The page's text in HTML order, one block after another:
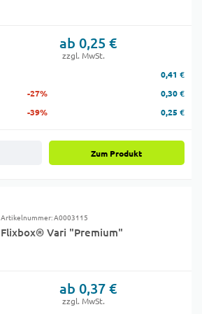
ab 0,25 €
zzgl. MwSt.
0,41 €
-27%
0,30 €
-39% 0,25 €
Zum Produkt
Artikelnummer: A0003115
Flixbox® Vari "Premium"
ab 0,37 €
zzgl. MwSt.